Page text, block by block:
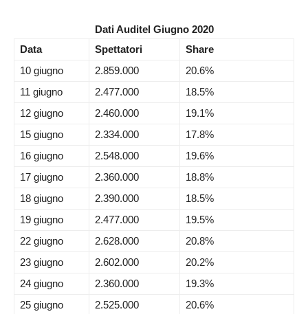
Dati Auditel Giugno 2020
Data
Spettatori
Share
10 giugno
2.859.000
20.6%
11 giugno
2.477.000
18.5%
12 giugno
2.460.000
19.1%
15 giugno
2.334.000
17.8%
16 giugno
2.548.000
19.6%
17 giugno
2.360.000
18.8%
18 giugno
2.390.000
18.5%
19 giugno
2.477.000
19.5%
22 giugno
2.628.000
20.8%
23 giugno
2.602.000
20.2%
24 giugno
2.360.000
19.3%
25 giugno
2.525.000
20.6%